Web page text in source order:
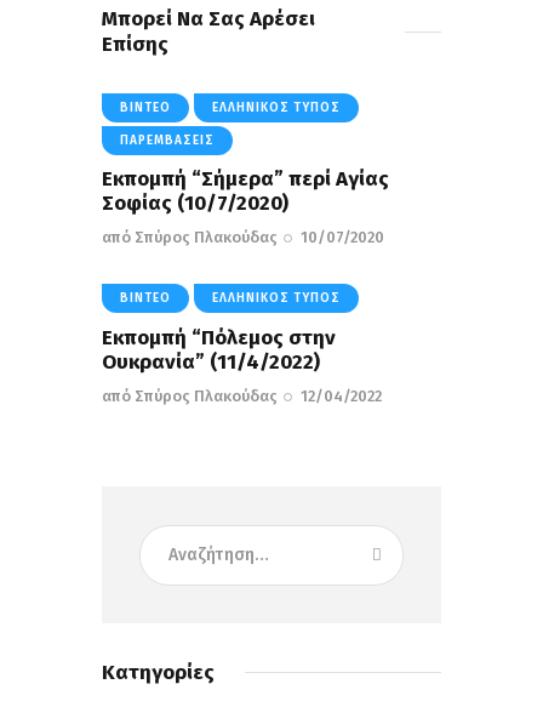
Μπορεί Να Σας Αρέσει
Επίσης
ΒΊΝΤΕΟ ΕΛΛΗΝΙΚΌΣ ΤΎΠΟΣ
ΠΑΡΕΜΒΆΣΕΙΣ
Εκπομπή “Σήμερα” περί Αγίας
Σοφίας (10/7/2020)
από Σπύρος Πλακούδας 10/07/2020
ΒΊΝΤΕΟ ΕΛΛΗΝΙΚΌΣ ΤΎΠΟΣ
Εκπομπή “Πόλεμος στην
Ουκρανία” (11/4/2022)
από Σπύρος Πλακούδας 12/04/2022
Κατηγορίες